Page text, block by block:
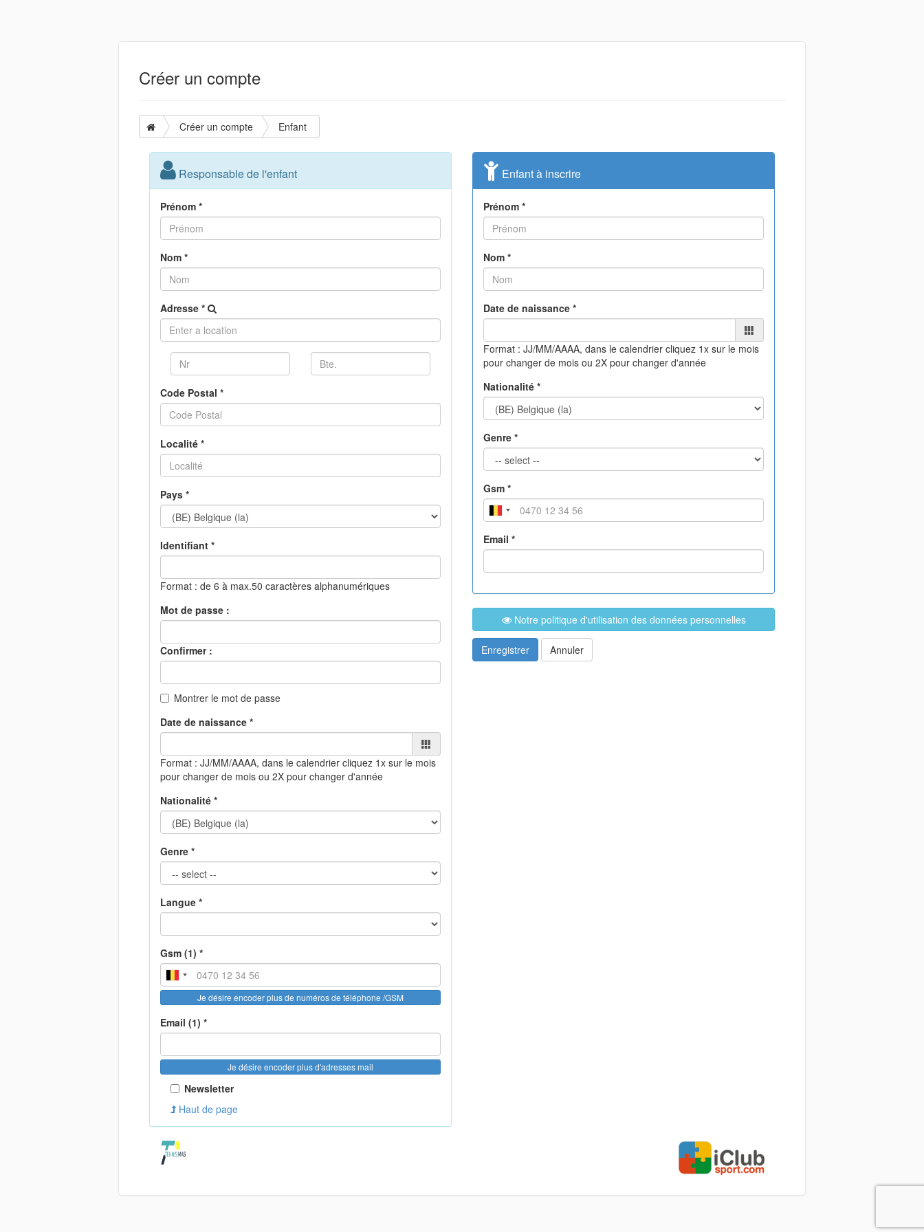
Créer un compte
Créer un compte Enfant
Responsable de l'enfant
Prénom *
Nom *
Adresse *
Code Postal *
Localité *
Pays *
Identifiant *
Format : de 6 à max.50 caractères alphanumériques
Mot de passe :
Confirmer :
Montrer le mot de passe
Date de naissance *
Format : JJ/MM/AAAA, dans le calendrier cliquez 1x sur le mois
pour changer de mois ou 2X pour changer d'année
Nationalité *
Genre *
Langue *
Gsm (1) *
Je désire encoder plus de numéros de téléphone /GSM
Email (1) *
Je désire encoder plus d'adresses mail
Newsletter
Haut de page
Enfant à inscrire
Prénom *
Nom *
Date de naissance *
Format : JJ/MM/AAAA, dans le calendrier cliquez 1x sur le mois
pour changer de mois ou 2X pour changer d'année
Nationalité *
Genre *
Gsm *
Email *
Notre politique d'utilisation des données personnelles
Enregistrer Annuler